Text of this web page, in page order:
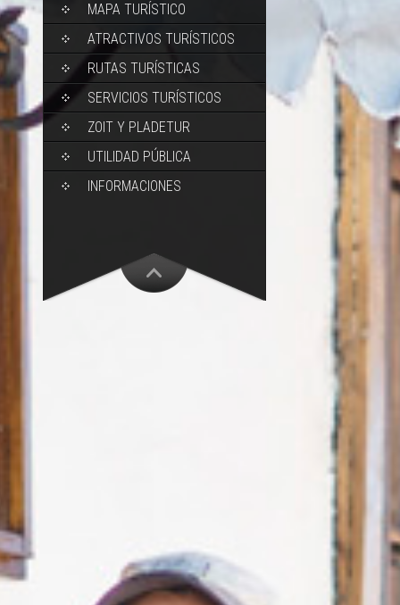
MAPA TURÍSTICO
ATRACTIVOS TURÍSTICOS
RUTAS TURÍSTICAS
SERVICIOS TURÍSTICOS
ZOIT Y PLADETUR
UTILIDAD PÚBLICA
INFORMACIONES